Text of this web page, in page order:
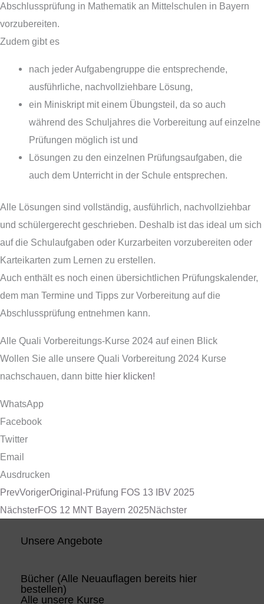
Abschlussprüfung in Mathematik an Mittelschulen in Bayern
vorzubereiten.
Zudem gibt es
nach jeder Aufgabengruppe die entsprechende,
ausführliche, nachvollziehbare Lösung,
ein Miniskript mit einem Übungsteil, da so auch
während des Schuljahres die Vorbereitung auf einzelne
Prüfungen möglich ist und
Lösungen zu den einzelnen Prüfungsaufgaben, die
auch dem Unterricht in der Schule entsprechen.
Alle Lösungen sind vollständig, ausführlich, nachvollziehbar
und schülergerecht geschrieben. Deshalb ist das ideal um sich
auf die Schulaufgaben oder Kurzarbeiten vorzubereiten oder
Karteikarten zum Lernen zu erstellen.
Auch enthält es noch einen übersichtlichen Prüfungskalender,
dem man Termine und Tipps zur Vorbereitung auf die
Abschlussprüfung entnehmen kann.
Alle Quali Vorbereitungs-Kurse 2024 auf einen Blick
Wollen Sie alle unsere Quali Vorbereitung 2024 Kurse
nachschauen, dann bitte hier klicken!
WhatsApp
Facebook
Twitter
Email
Ausdrucken
PrevVorigerOriginal-Prüfung FOS 13 IBV 2025
NächsterFOS 12 MNT Bayern 2025Nächster
Unsere Angebote
Bücher (Alle Neuauflagen bereits hier
bestellen)
Alle unsere Kurse